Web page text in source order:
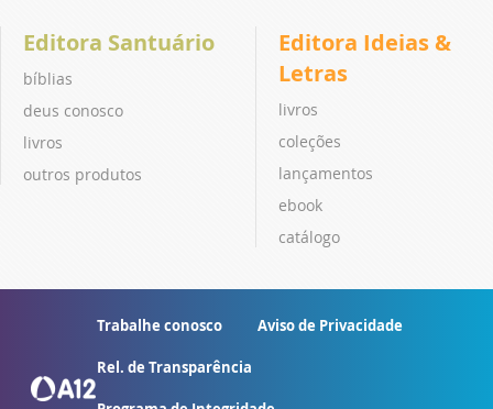
Editora Santuário
bíblias
deus conosco
livros
outros produtos
Editora Ideias &
Letras
livros
coleções
lançamentos
ebook
catálogo
Trabalhe conosco Aviso de Privacidade
Rel. de Transparência